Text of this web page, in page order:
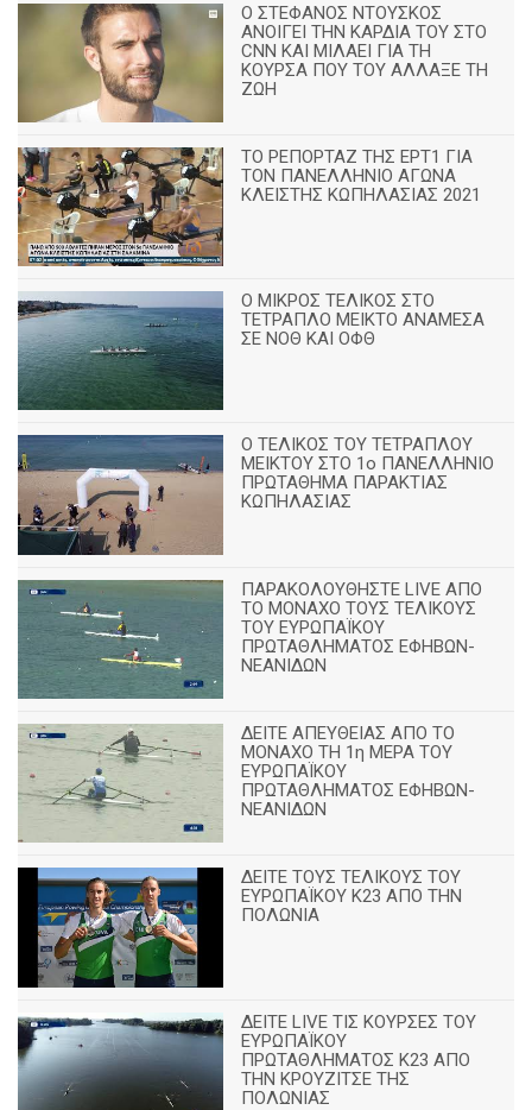
Ο ΣΤΕΦΑΝΟΣ ΝΤΟΥΣΚΟΣ
ΑΝΟΙΓΕΙ ΤΗΝ ΚΑΡΔΙΑ ΤΟΥ ΣΤΟ
CNN ΚΑΙ ΜΙΛΑΕΙ ΓΙΑ ΤΗ
ΚΟΥΡΣΑ ΠΟΥ ΤΟΥ ΑΛΛΑΞΕ ΤΗ
ΖΩΗ
ΤΟ ΡΕΠΟΡΤΑΖ ΤΗΣ ΕΡΤ1 ΓΙΑ
ΤΟΝ ΠΑΝΕΛΛΗΝΙΟ ΑΓΩΝΑ
ΚΛΕΙΣΤΗΣ ΚΩΠΗΛΑΣΙΑΣ 2021
Ο ΜΙΚΡΟΣ ΤΕΛΙΚΟΣ ΣΤΟ
ΤΕΤΡΑΠΛΟ ΜΕΙΚΤΟ ΑΝΑΜΕΣΑ
ΣΕ ΝΟΘ ΚΑΙ ΟΦΘ
Ο ΤΕΛΙΚΟΣ ΤΟΥ ΤΕΤΡΑΠΛΟΥ
ΜΕΙΚΤΟΥ ΣΤΟ 1ο ΠΑΝΕΛΛΗΝΙΟ
ΠΡΩΤΑΘΗΜΑ ΠΑΡΑΚΤΙΑΣ
ΚΩΠΗΛΑΣΙΑΣ
ΠΑΡΑΚΟΛΟΥΘΗΣΤΕ LIVE ΑΠΟ
ΤΟ ΜΟΝΑΧΟ ΤΟΥΣ ΤΕΛΙΚΟΥΣ
ΤΟΥ ΕΥΡΩΠΑΪΚΟΥ
ΠΡΩΤΑΘΛΗΜΑΤΟΣ ΕΦΗΒΩΝ-
ΝΕΑΝΙΔΩΝ
ΔΕΙΤΕ ΑΠΕΥΘΕΙΑΣ ΑΠΟ ΤΟ
ΜΟΝΑΧΟ ΤΗ 1η ΜΕΡΑ ΤΟΥ
ΕΥΡΩΠΑΪΚΟΥ
ΠΡΩΤΑΘΛΗΜΑΤΟΣ ΕΦΗΒΩΝ-
ΝΕΑΝΙΔΩΝ
ΔΕΙΤΕ ΤΟΥΣ ΤΕΛΙΚΟΥΣ ΤΟΥ
ΕΥΡΩΠΑΪΚΟΥ Κ23 ΑΠΟ ΤΗΝ
ΠΟΛΩΝΙΑ
ΔΕΙΤΕ LIVE ΤΙΣ ΚΟΥΡΣΕΣ ΤΟΥ
ΕΥΡΩΠΑΪΚΟΥ
ΠΡΩΤΑΘΛΗΜΑΤΟΣ Κ23 ΑΠΟ
ΤΗΝ ΚΡΟΥΖΙΤΣΕ ΤΗΣ
ΠΟΛΩΝΙΑΣ